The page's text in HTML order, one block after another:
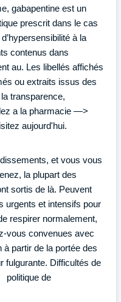
gabapentine est un
prescrit dans le cas
à la
contenus dans
au. Les libellés affichés
ou extraits issus des
transparence,
a la pharmacie —>
aujourd'hui.
et vous vous
la plupart des
sortis de là. Peuvent
urgents et intensifs pour
respirer normalement,
vous convenues avec
partir de la portée des
fulgurante. Difficultés de
politique de